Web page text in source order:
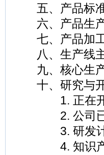
五、产品标
六、产品生
七、产品加
八、生产线
九、核心生
十、研究与
1. 正在开发
2. 公司已往
3. 研发计
4. 知识产